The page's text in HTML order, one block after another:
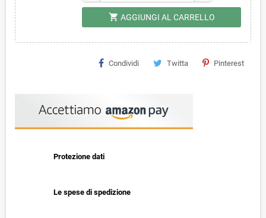
shopping_cart AGGIUNGI AL CARRELLO
Condividi Twitta Pinterest
Protezione dati
Le spese di spedizione